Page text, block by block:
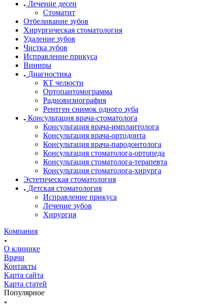
Лечение десен
Стоматит
Отбеливание зубов
Хирургическая стоматология
Удаление зубов
Чистка зубов
Исправление прикуса
Виниры
Диагностика
КТ челюсти
Ортопантомограмма
Радиовизиография
Рентген снимок одного зуба
Консультация врача-стоматолога
Консультация врача-имплантолога
Консультация врача-ортодонта
Консультация врача-пародонтолога
Консультация стоматолога-ортопеда
Консультация стоматолога-терапевта
Консультация стоматолога-хирурга
Эстетическая стоматология
Детская стоматология
Исправление прикуса
Лечение зубов
Хирургия
Компания
О клинике
Врачи
Контакты
Карта сайта
Карта статей
Популярное